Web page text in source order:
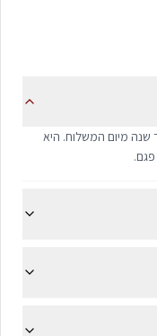
שנה מיום המשלוח. היא